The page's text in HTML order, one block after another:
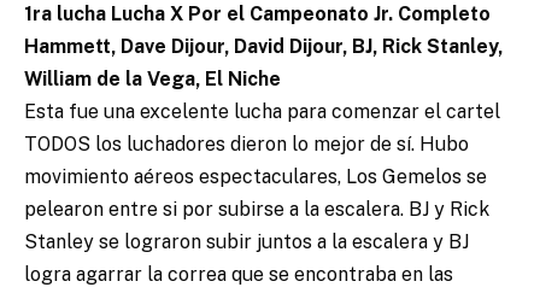
1ra lucha Lucha X Por el Campeonato Jr. Completo
Hammett, Dave Dijour, David Dijour, BJ, Rick Stanley,
William de la Vega, El Niche
Esta fue una excelente lucha para comenzar el cartel
TODOS los luchadores dieron lo mejor de sí. Hubo
movimiento aéreos espectaculares, Los Gemelos se
pelearon entre si por subirse a la escalera. BJ y Rick
Stanley se lograron subir juntos a la escalera y BJ
logra agarrar la correa que se encontraba en las